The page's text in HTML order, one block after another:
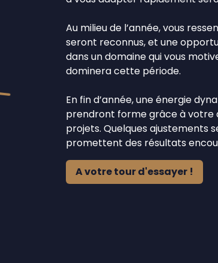
Au milieu de l’année, vous
seront reconnus, et une
dans un domaine qui vous
dominera cette période.
En fin d’année, une énergie
prendront forme grâce à votre
projets. Quelques ajustements
promettent des résultats
A votre tour d'essayer !